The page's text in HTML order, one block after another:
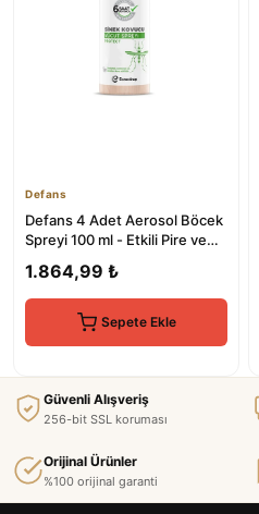
Defans
Defans 4 Adet Aerosol Böcek
Spreyi 100 ml - Etkili Pire ve
1.864,99 ₺
Sepete Ekle
Güvenli Alışveriş
256-bit SSL koruması
Orijinal Ürünler
%100 orijinal garanti